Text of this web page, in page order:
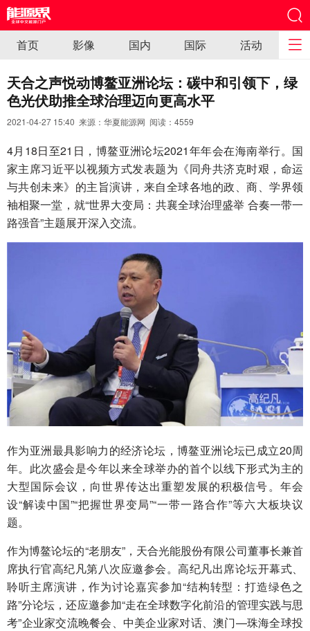
首页 影像 国内 国际 活动
天合之声悦动博鳌亚洲论坛：碳中和引领下，绿
色光伏助推全球治理迈向更高水平
2021-04-27 15:40 来源：华夏能源网 阅读： 4559
4月18日至21日，博鳌亚洲论坛2021年年会在海南举行。国
家主席习近平以视频方式发表题为《同舟共济克时艰，命运
与共创未来》的主旨演讲，来自全球各地的政、商、学界领
袖相聚一堂，就“世界大变局：共襄全球治理盛举 合奏一带一
路强音”主题展开深入交流。
作为亚洲最具影响力的经济论坛，博鳌亚洲论坛已成立20周
年。此次盛会是今年以来全球举办的首个以线下形式为主的
大型国际会议，向世界传达出重塑发展的积极信号。年会
设“解读中国”“把握世界变局”“一带一路合作”等六大板块议
题。
作为博鳌论坛的“老朋友”，天合光能股份有限公司董事长兼首
席执行官高纪凡第八次应邀参会。高纪凡出席论坛开幕式、
聆听主席演讲，作为讨论嘉宾参加“结构转型：打造绿色之
路”分论坛，还应邀参加“走在全球数字化前沿的管理实践与思
考”企业家交流晚餐会、中美企业家对话、澳门—珠海全球投